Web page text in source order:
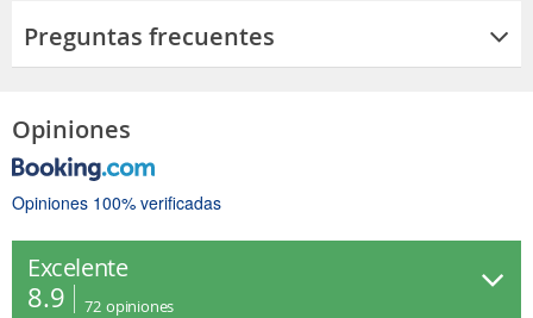
Preguntas frecuentes
Opiniones
Opiniones 100% verificadas
Excelente
8.9 72 opiniones